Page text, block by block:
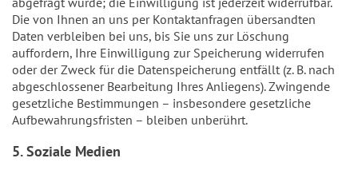
Die von Ihnen an uns per Kontaktanfragen übersandten
Daten verbleiben bei uns, bis Sie uns zur Löschung
auffordern, Ihre Einwilligung zur Speicherung widerrufen
oder der Zweck für die Datenspeicherung entfällt (z. B. nach
abgeschlossener Bearbeitung Ihres Anliegens). Zwingende
gesetzliche Bestimmungen – insbesondere gesetzliche
Aufbewahrungsfristen – bleiben unberührt.
5. Soziale Medien